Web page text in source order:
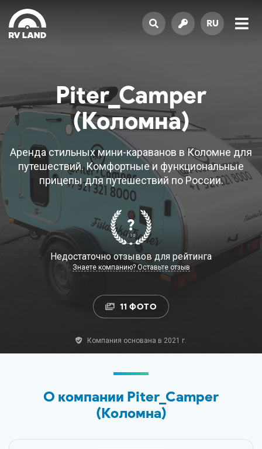
RU
Piter_Camper
(Коломна)
Аренда стильных мини-караванов в Коломне для
путешествий. Комфортные и функциональные
прицепы для путешествий по России.
?
/ 10
Недостаточно отзывов для рейтинга
Знаете компанию? Оставьте отзыв
11 ФОТО
Компания основана в 2021 г.
О компании Piter_Camper
(Коломна)